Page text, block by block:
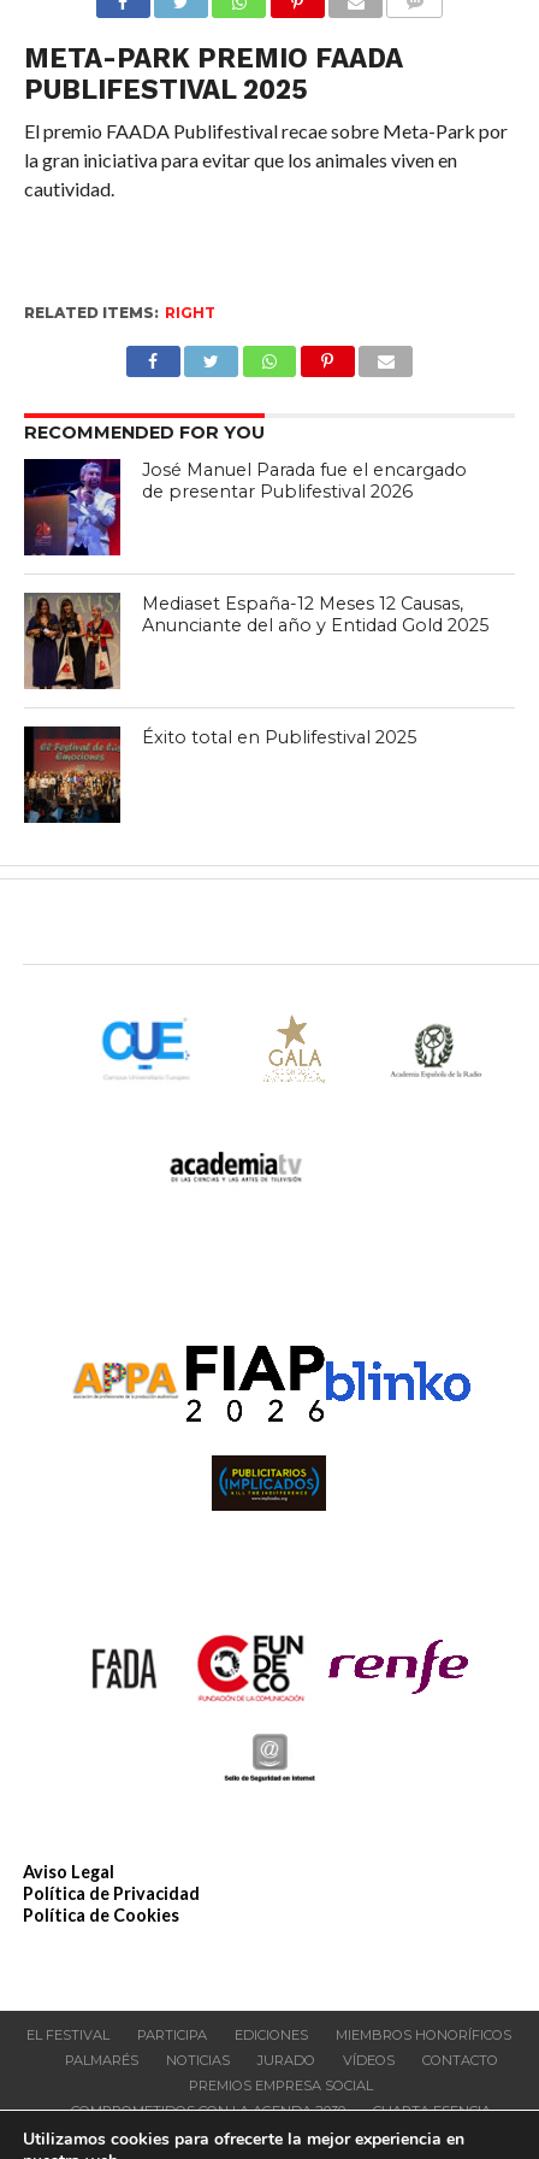
META-PARK PREMIO FAADA
PUBLIFESTIVAL 2025
El premio FAADA Publifestival recae sobre Meta-Park por
la gran iniciativa para evitar que los animales viven en
cautividad.
RELATED ITEMS: RIGHT
RECOMMENDED FOR YOU
José Manuel Parada fue el encargado
de presentar Publifestival 2026
Mediaset España-12 Meses 12 Causas,
Anunciante del año y Entidad Gold 2025
Éxito total en Publifestival 2025
Aviso Legal
Política de Privacidad
Política de Cookies
EL FESTIVAL PARTICIPA EDICIONES
MIEMBROS HONORÍFICOS
PALMARÉS
NOTICIAS JURADO VÍDEOS
CONTACTO
PREMIOS EMPRESA SOCIAL
COMPROMETIDOS CON LA AGENDA 2030
CUARTA ESENCIA
© Publifestival
Utilizamos cookies para ofrecerte la mejor experiencia en